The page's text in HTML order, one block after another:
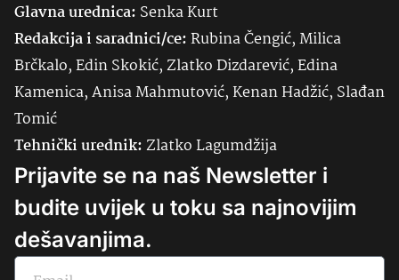
Glavna urednica: SenkaKurt
Redakcija i saradnici/ce:Rubina Čengić, Milica
Brčkalo, Edin Skokić, Zlatko Dizdarević, Edina
Kamenica, Anisa Mahmutović, Kenan Hadžić, Slađan
Tomić
Tehnički urednik:Zlatko Lagumdžija
Prijavite se na naš Newsletter i
budite uvijek u toku sa najnovijim
dešavanjima.